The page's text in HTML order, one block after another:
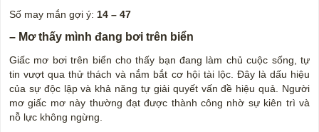
Số may mắn gợi ý: 14 – 47
– Mơ thấy mình đang bơi trên biển
Giấc mơ bơi trên biển cho thấy bạn đang làm chủ cuộc sống, tự
tin vượt qua thử thách và nắm bắt cơ hội tài lộc. Đây là dấu hiệu
của sự độc lập và khả năng tự giải quyết vấn đề hiệu quả. Người
mơ giấc mơ này thường đạt được thành công nhờ sự kiên trì và
nỗ lực không ngừng.